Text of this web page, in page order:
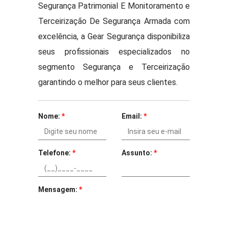
Segurança Patrimonial E Monitoramento e
Terceirização De Segurança Armada com
excelência, a Gear Segurança disponibiliza
seus profissionais especializados no
segmento Segurança e Terceirização
garantindo o melhor para seus clientes.
Nome: * Email: *
Telefone: * Assunto: *
Mensagem: *